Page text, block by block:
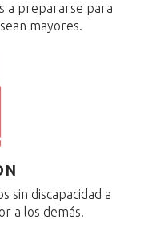
a prepararse para
mayores.
sin discapacidad a
a los demás.